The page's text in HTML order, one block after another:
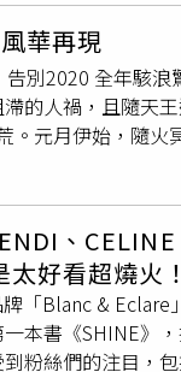
磅好事捎來。投資
新局展開，榮耀歸
，且貴人指路，
，防陷阱設計或
穎而出，運籌帷
有天定，亦有人
逆。部分水瓶工
錯過奇門遁甲，
入水瓶，舊人舊
賜財 偏財最俏水
羊業力繳清，破
明顯轉善。正偏
星吉相，自信上
怡情。桃花美
我實現與新歲目
利。感情是相依
爛額，然而抗壓
大珠小珠落玉盤
月，虛實難辨，但
四海昇平執著解
於火海六合，貴
華再現
別2020 全年駭
的人禍，且隨天
元月伊始，隨火
更多政治與外交
，受惠於木土同
週星情排行水瓶
俏 牡羊座腹有經
因勢利導，靜靜等
火，好整以暇，
銜令於疫時商務
、CELINE
好看超燒火！
「Blanc & Eclare
本書《SHINE》
粉絲們的注目，包